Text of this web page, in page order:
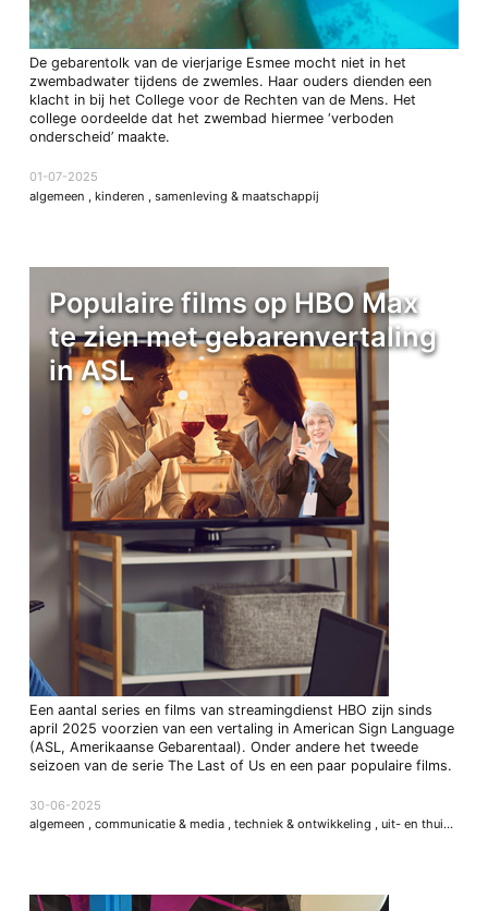
De gebarentolk van de vierjarige Esmee mocht niet in het
zwembadwater tijdens de zwemles. Haar ouders dienden een
klacht in bij het College voor de Rechten van de Mens. Het
college oordeelde dat het zwembad hiermee ‘verboden
onderscheid’ maakte.
01-07-2025
algemeen
kinderen samenleving & maatschappij
Populaire films op HBO Max
te zien met gebarenvertaling
in ASL
Een aantal series en films van streamingdienst HBO zijn sinds
april 2025 voorzien van een vertaling in American Sign Language
(ASL, Amerikaanse Gebarentaal). Onder andere het tweede
seizoen van de serie The Last of Us en een paar populaire films.
30-06-2025
algemeen , communicatie & media , techniek & ontwikkeling , uit- en thuistips